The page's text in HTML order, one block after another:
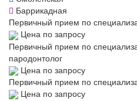
Баррикадная
Первичный прием по
Цена по запросу
Первичный прием по
пародонтолог
Цена по запросу
Первичный прием по
Цена по запросу